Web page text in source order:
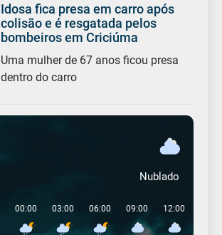
Idosa fica presa em carro após
colisão e é resgatada pelos
bombeiros em Criciúma
Uma mulher de 67 anos ficou presa
dentro do carro
Nublado
00:00 03:00 06:00 09:00 12:00